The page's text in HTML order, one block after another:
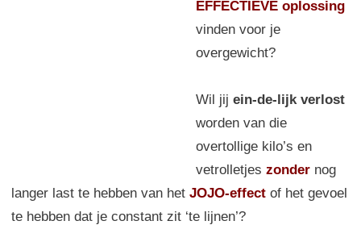
EFFECTIEVE oplossing
vinden voor je
overgewicht?
Wil jij ein-de-lijk verlost
worden van die
overtollige kilo’s en
vetrolletjes zondernog
langer last te hebben van het JOJO-effect of het gevoel
te hebben dat je constant zit ‘te lijnen’?